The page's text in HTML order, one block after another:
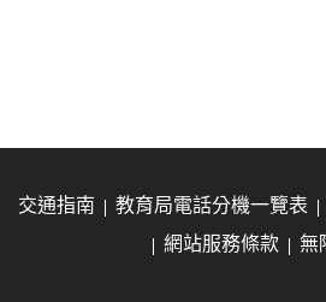
交通指南 教育局電話分機一覽表
網站服務條款
無